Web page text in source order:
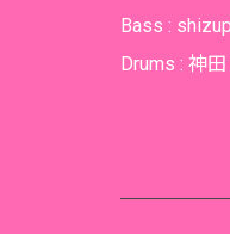
Bass :
Drums : 神